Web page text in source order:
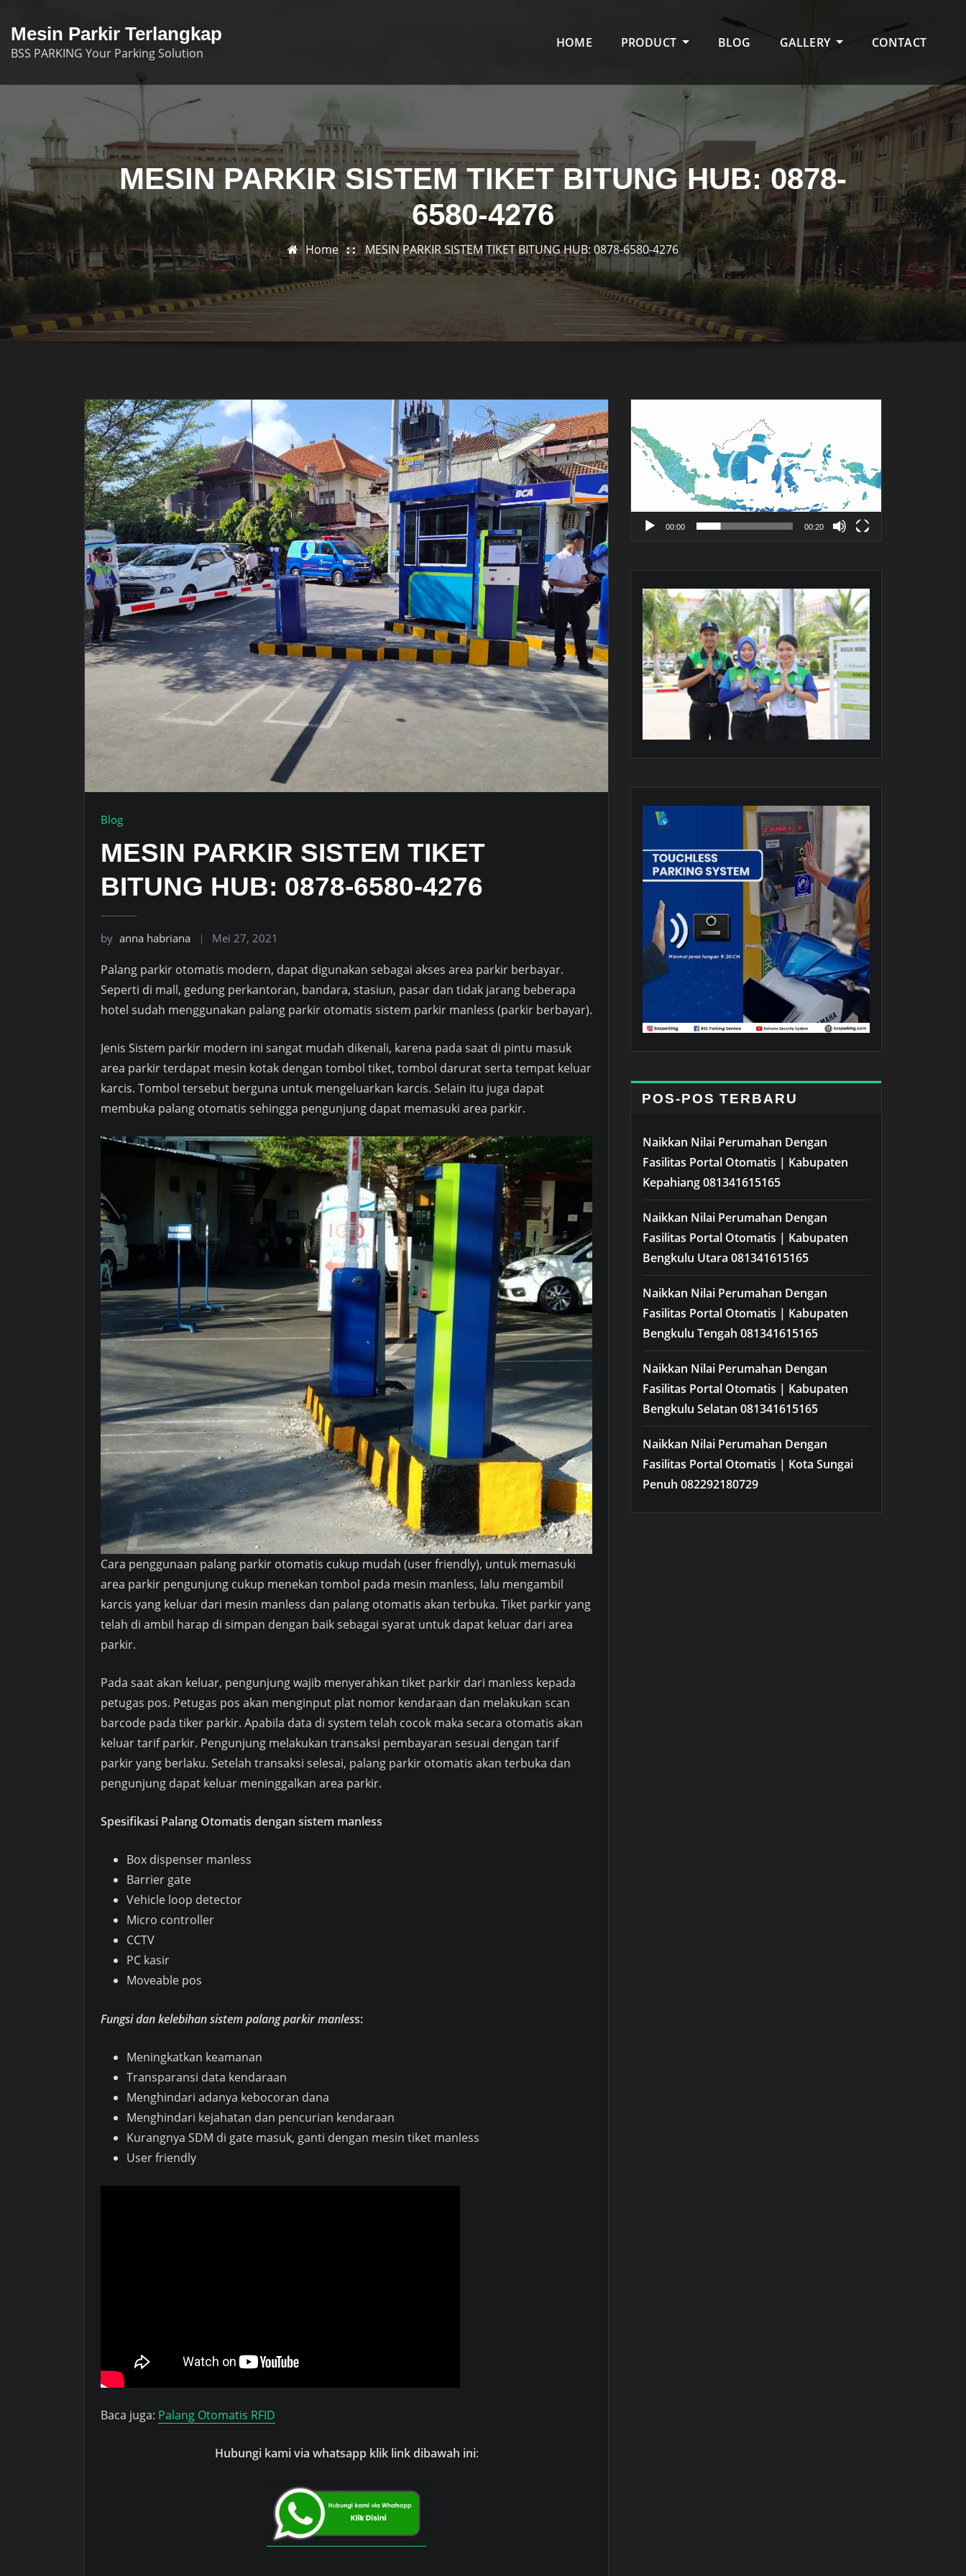
content
Mesin Parkir Terlangkap
BSS PARKING Your Parking Solution
HOME PRODUCT BLOG GALLERY CONTACT
MESIN PARKIR SISTEM TIKET BITUNG HUB: 0878-
6580-4276
Home MESIN PARKIR SISTEM TIKET BITUNG HUB: 0878-6580-4276
Blog
MESIN PARKIR SISTEM TIKET
BITUNG HUB: 0878-6580-4276
by anna habriana Mei 27, 2021
Palang parkir otomatis modern, dapat digunakan sebagai akses area parkir berbayar.
Seperti di mall, gedung perkantoran, bandara, stasiun, pasar dan tidak jarang beberapa
hotel sudah menggunakan palang parkir otomatis sistem parkir manless (parkir berbayar).
Jenis Sistem parkir modern ini sangat mudah dikenali, karena pada saat di pintu masuk
area parkir terdapat mesin kotak dengan tombol tiket, tombol darurat serta tempat keluar
karcis. Tombol tersebut berguna untuk mengeluarkan karcis. Selain itu juga dapat
membuka palang otomatis sehingga pengunjung dapat memasuki area parkir.
Cara penggunaan palang parkir otomatis cukup mudah (user friendly), untuk memasuki
area parkir pengunjung cukup menekan tombol pada mesin manless, lalu mengambil
karcis yang keluar dari mesin manless dan palang otomatis akan terbuka. Tiket parkir yang
telah di ambil harap di simpan dengan baik sebagai syarat untuk dapat keluar dari area
parkir.
Pada saat akan keluar, pengunjung wajib menyerahkan tiket parkir dari manless kepada
petugas pos. Petugas pos akan menginput plat nomor kendaraan dan melakukan scan
barcode pada tiker parkir. Apabila data di system telah cocok maka secara otomatis akan
keluar tarif parkir. Pengunjung melakukan transaksi pembayaran sesuai dengan tarif
parkir yang berlaku. Setelah transaksi selesai, palang parkir otomatis akan terbuka dan
pengunjung dapat keluar meninggalkan area parkir.
Spesifikasi Palang Otomatis dengan sistem manless
Box dispenser manless
Barrier gate
Vehicle loop detector
Micro controller
CCTV
PC kasir
Moveable pos
Fungsi dan kelebihan sistem palang parkir manless:
Meningkatkan keamanan
Transparansi data kendaraan
Menghindari adanya kebocoran dana
Menghindari kejahatan dan pencurian kendaraan
Kurangnya SDM di gate masuk, ganti dengan mesin tiket manless
User friendly
Baca juga: Palang Otomatis RFID
Hubungi kami via whatsapp klik link dibawah ini:
Video
00:00 00:20
POS-POS TERBARU
Naikkan Nilai Perumahan Dengan
Fasilitas Portal Otomatis | Kabupaten
Kepahiang 081341615165
Naikkan Nilai Perumahan Dengan
Fasilitas Portal Otomatis | Kabupaten
Bengkulu Utara 081341615165
Naikkan Nilai Perumahan Dengan
Fasilitas Portal Otomatis | Kabupaten
Bengkulu Tengah 081341615165
Naikkan Nilai Perumahan Dengan
Fasilitas Portal Otomatis | Kabupaten
Bengkulu Selatan 081341615165
Naikkan Nilai Perumahan Dengan
Fasilitas Portal Otomatis | Kota Sungai
Penuh 082292180729